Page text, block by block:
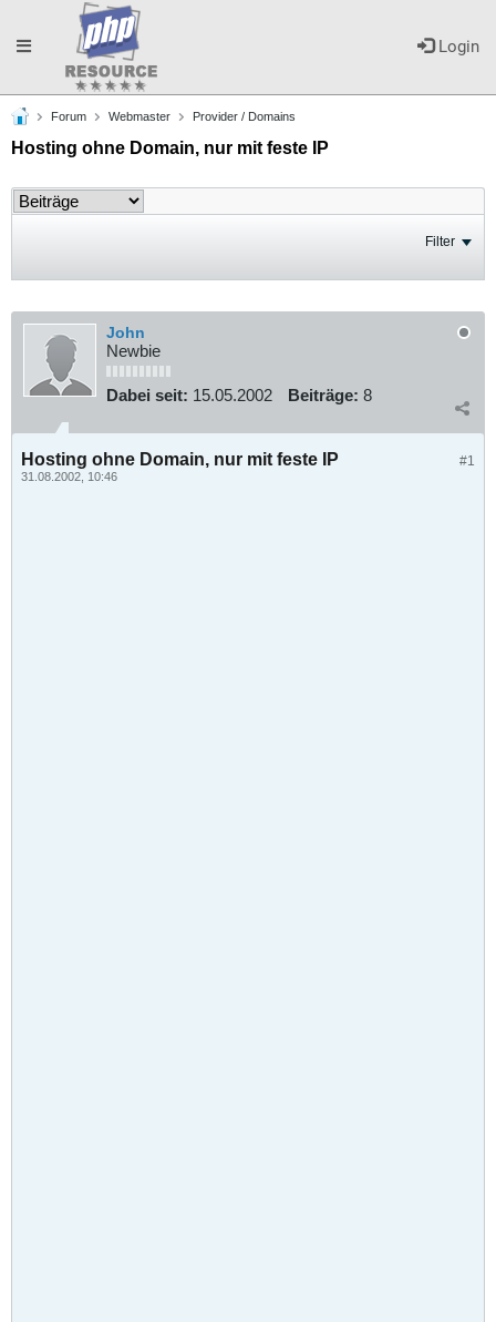
Login
Toggle
navigation
Forum Webmaster Provider / Domains
Hosting ohne Domain, nur mit feste IP
Filter
John
Newbie
Dabei seit: 15.05.2002 Beiträge: 8
#1
Hosting ohne Domain, nur mit feste IP
31.08.2002, 10:46